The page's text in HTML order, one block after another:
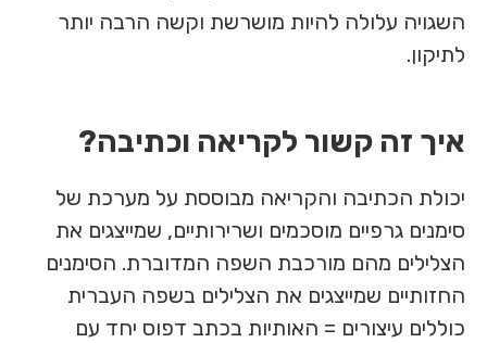
השגויה עלולה להיות מושרשת וקשה הרבה יותר
לתיקון.
איך זה קשור לקריאה וכתיבה?
יכולת הכתיבה והקריאה מבוססת על מערכת של
סימנים גרפיים מוסכמים ושרירותיים, שמייצגים את
הצלילים מהם מורכבת השפה המדוברת. הסימנים
החזותיים שמייצגים את הצלילים בשפה העברית
כוללים עיצורים = האותיות בכתב דפוס יחד עם